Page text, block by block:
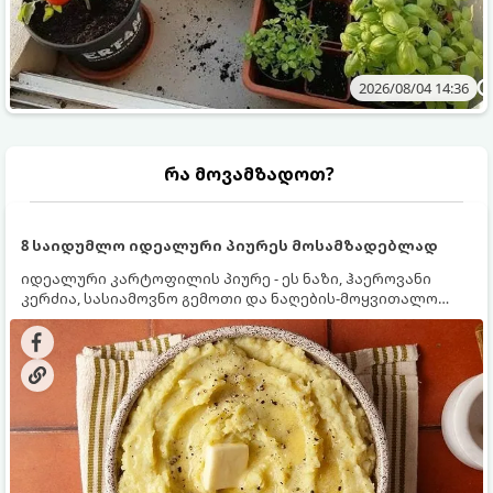
2026/08/04 14:36
რა მოვამზადოთ?
8 საიდუმლო იდეალური პიურეს მოსამზადებლად
იდეალური კარტოფილის პიურე - ეს ნაზი, ჰაეროვანი
კერძია, სასიამოვნო გემოთი და ნაღების-მოყვითალო
ფერით. მისი მომზადება ძალიან მარტივია, მაგრამ
არსებობს რამდენიმე საიდუმლო, რომლებიც უნდა
იცოდეთ, რომ პიურე იდეალურად გემრიელი გამოვიდეს.